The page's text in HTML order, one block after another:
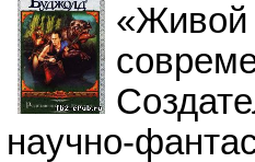
«Живой
научно-